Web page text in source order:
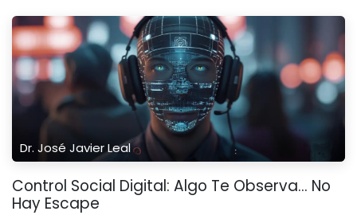
Dr. José Javier Leal
Control Social Digital: Algo Te Observa… No
Hay Escape